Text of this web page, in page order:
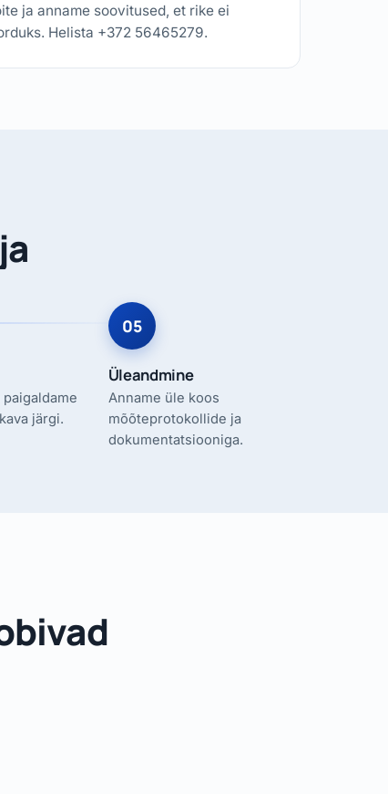
ja anname soovitused, et rike ei
Helista +372 56465279.
järgi.
Üleandmine
Anname üle koos
mõõteprotokollide ja
dokumentatsiooniga.